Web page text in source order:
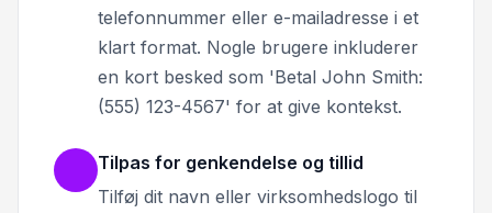
telefonnummer eller e-mailadresse i et
klart format. Nogle brugere inkluderer
en kort besked som 'Betal John Smith:
(555) 123-4567' for at give kontekst.
Tilpas for genkendelse og tillid
Tilføj dit navn eller virksomhedslogo til